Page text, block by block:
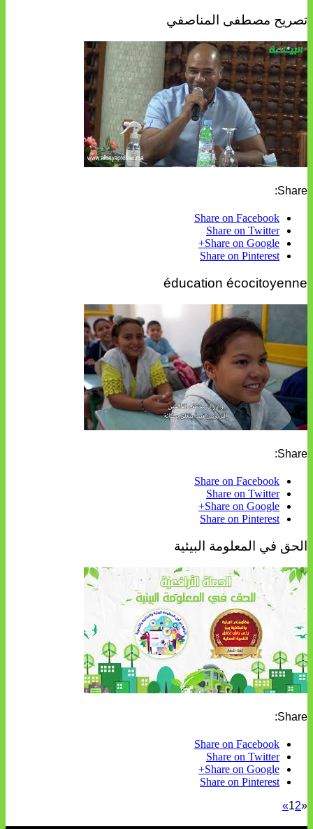
تصريح مصطفى المناصفي
Share:
Share on Facebook
Share on Twitter
Share on Google+
Share on Pinterest
éducation écocitoyenne
Share:
Share on Facebook
Share on Twitter
Share on Google+
Share on Pinterest
الحق في المعلومة البيئية
Share:
Share on Facebook
Share on Twitter
Share on Google+
Share on Pinterest
«
12
»